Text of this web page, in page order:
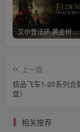
艾尔登法环 黄金树幽影
上一篇
极品飞车1-20系列合
盘）
相关推荐